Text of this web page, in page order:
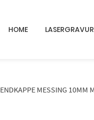
HOME LASERGRAVUR
ENDKAPPE MESSING 10MM